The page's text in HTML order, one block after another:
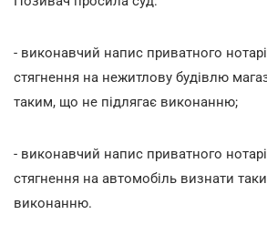
- виконавчий напис приватного
стягнення на нежитлову будівлю
таким, що не підлягає виконанню;
- виконавчий напис приватного
стягнення на автомобіль визнати
виконанню.